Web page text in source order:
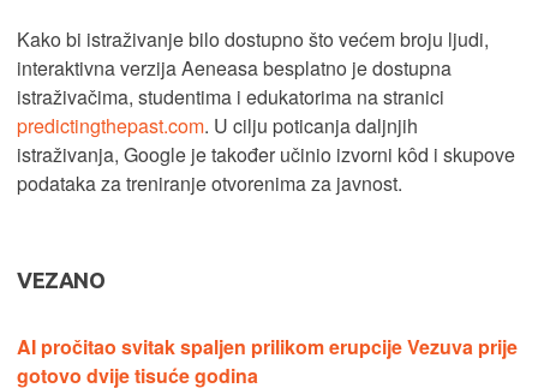
Kako bi istraživanje bilo dostupno što većem broju ljudi,
interaktivna verzija Aeneasa besplatno je dostupna
istraživačima, studentima i edukatorima na stranici
predictingthepast.com. U cilju poticanja daljnjih
istraživanja, Google je također učinio izvorni kôd i skupove
podataka za treniranje otvorenima za javnost.
VEZANO
AI pročitao svitak spaljen prilikom erupcije Vezuva prije
gotovo dvije tisuće godina